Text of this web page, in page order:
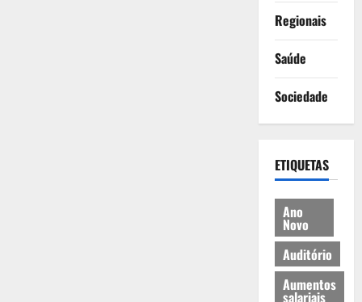
Regionais
Saúde
Sociedade
ETIQUETAS
Ano
Novo
Auditório
Aumentos
salariais